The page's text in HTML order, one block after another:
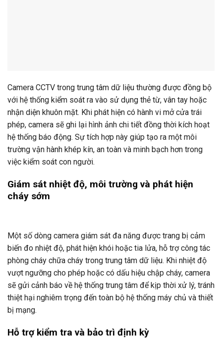
Camera CCTV trong trung tâm dữ liệu thường được đồng bộ
với hệ thống kiểm soát ra vào sử dụng thẻ từ, vân tay hoặc
nhận diện khuôn mặt. Khi phát hiện có hành vi mở cửa trái
phép, camera sẽ ghi lại hình ảnh chi tiết đồng thời kích hoạt
hệ thống báo động. Sự tích hợp này giúp tạo ra một môi
trường vận hành khép kín, an toàn và minh bạch hơn trong
việc kiểm soát con người.
Giám sát nhiệt độ, môi trường và phát hiện
cháy sớm
Một số dòng camera giám sát đa năng được trang bị cảm
biến đo nhiệt độ, phát hiện khói hoặc tia lửa, hỗ trợ công tác
phòng cháy chữa cháy trong trung tâm dữ liệu. Khi nhiệt độ
vượt ngưỡng cho phép hoặc có dấu hiệu chập cháy, camera
sẽ gửi cảnh báo về hệ thống trung tâm để kịp thời xử lý, tránh
thiệt hại nghiêm trọng đến toàn bộ hệ thống máy chủ và thiết
bị mạng.
Hỗ trợ kiểm tra và bảo trì định kỳ